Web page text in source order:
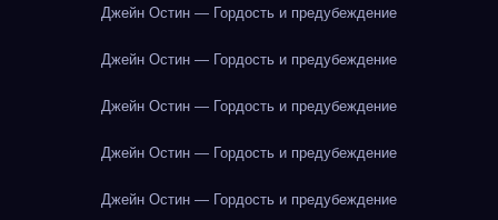
Джейн Остин — Гордость и предубеждение
Джейн Остин — Гордость и предубеждение
Джейн Остин — Гордость и предубеждение
Джейн Остин — Гордость и предубеждение
Джейн Остин — Гордость и предубеждение